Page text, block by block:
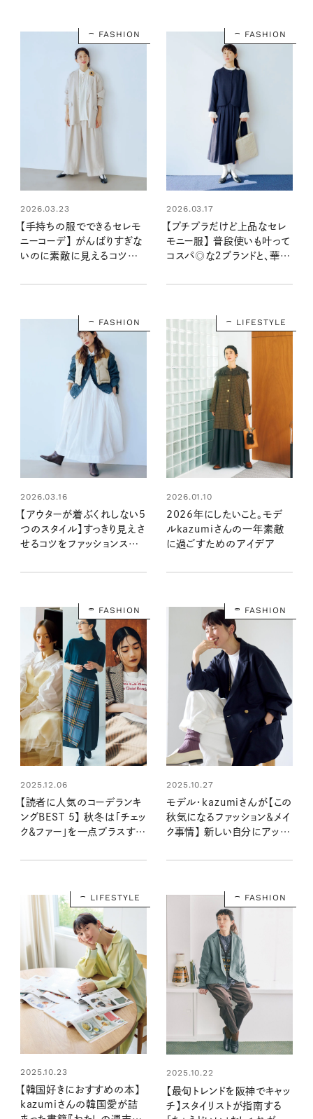
FASHION
2026.03.23
【手持ちの服でできるセレモ
ニーコーデ】 がんばりすぎな
いのに素敵に見えるコツを、
FASHION
2026.03.17
【プチプラだけど上品なセレ
モニー服】 普段使いも叶って
コスパ◎な２ブランドと、華や
FASHION
2026.03.16
【アウターが着ぶくれしない5
つのスタイル】すっきり見えさ
せるコツをファッションスタイ
LIFESTYLE
2026.01.10
2026年にしたいこと。モデ
ルkazumiさんの一年素敵
に過ごすためのアイデア
FASHION
2025.12.06
【読者に人気のコーデランキ
ングBEST 5】 秋冬は「チェッ
ク＆ファー」を一点プラスする
2025年11月号
FASHION
2025.10.27
モデル・kazumiさんが【この
秋気になるファッション＆メイ
ク事情】 新しい自分にアップ
LIFESTYLE
2025.10.23
【韓国好きにおすすめの本】
kazumiさんの韓国愛が詰
FASHION
2025.10.22
【最旬トレンドを阪神でキャッ
チ】スタイリストが指南する